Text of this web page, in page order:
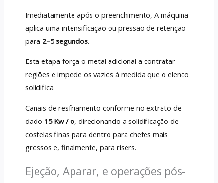
Imediatamente após o preenchimento, A máquina
aplica uma intensificação ou pressão de retenção
para 2–5 segundos.
Esta etapa força o metal adicional a contratar
regiões e impede os vazios à medida que o elenco
solidifica.
Canais de resfriamento conforme no extrato de
dado 15 Kw / o, direcionando a solidificação de
costelas finas para dentro para chefes mais
grossos e, finalmente, para risers.
Ejeção, Aparar, e operações pós-